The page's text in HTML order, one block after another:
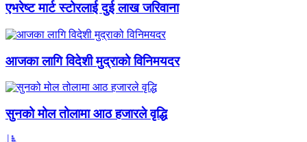
एभरेष्ट मार्ट स्टोरलाई दुई लाख जरिवाना
आजका लागि विदेशी मुद्राको विनिमयदर
सुनको मोल तोलामा आठ हजारले वृद्धि